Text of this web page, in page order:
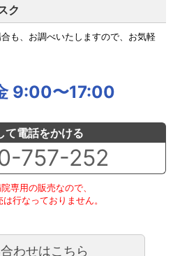
ク
も、お調べいたしますので、お気軽
9:00〜17:00
て電話をかける
757-252
専用の販売なので、
行なっておりません。
わせはこちら